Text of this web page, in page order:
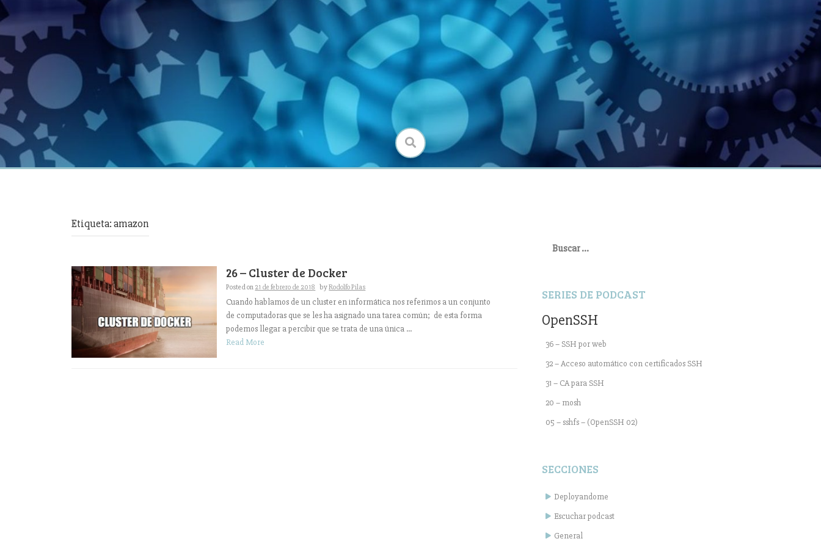
Etiqueta:amazon
26 – Cluster de Docker
Posted on 21 de febrero de 2018 byRodolfo Pilas
Cuando hablamos de un cluster en informática nos referimos a un conjunto
de computadoras que se les ha asignado una tarea común; de esta forma
podemos llegar a percibir que se trata de una única ...
Read More
SERIES DE PODCAST
OpenSSH
36 – SSH por web
32 – Acceso automático con certificados SSH
31 – CA para SSH
20 – mosh
05 – sshfs – (OpenSSH 02)
SECCIONES
Deployandome
Escuchar podcast
General